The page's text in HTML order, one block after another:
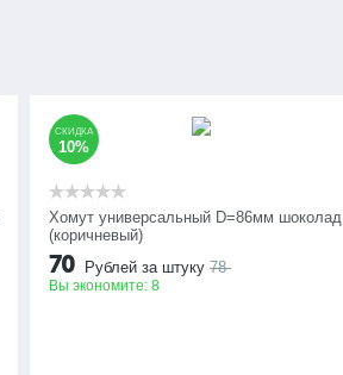
СКИДКА
10%
Хомут универсальный D=86мм шоколад
(коричневый)
70 Рублей за штуку 78
Вы экономите: 8